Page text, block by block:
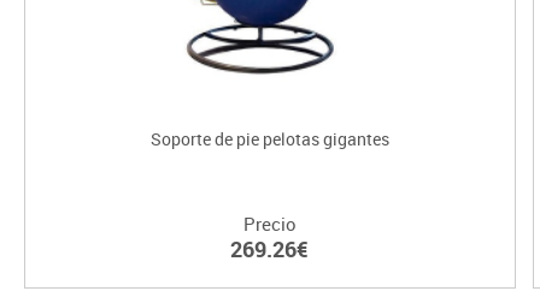
Soporte de pie pelotas gigantes
Precio
269.26€